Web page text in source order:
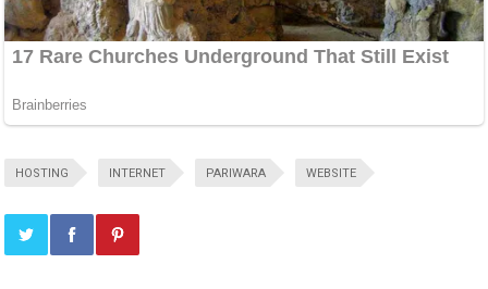
HOSTING INTERNET PARIWARA WEBSITE